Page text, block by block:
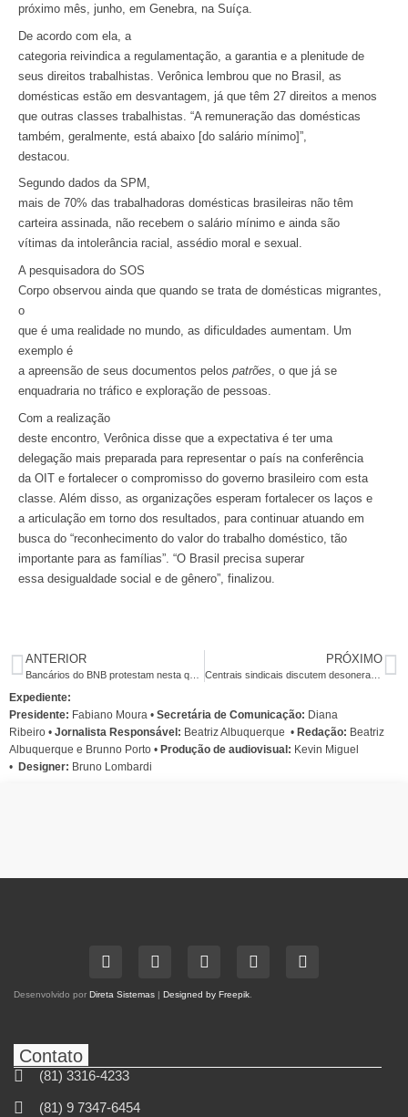
próximo mês, junho, em Genebra, na Suíça.
De acordo com ela, a
categoria reivindica a regulamentação, a garantia e a plenitude de
seus direitos trabalhistas. Verônica lembrou que no Brasil, as
domésticas estão em desvantagem, já que têm 27 direitos a menos
que outras classes trabalhistas. “A remuneração das domésticas
também, geralmente, está abaixo [do salário mínimo]”,
destacou.
Segundo dados da SPM,
mais de 70% das trabalhadoras domésticas brasileiras não têm
carteira assinada, não recebem o salário mínimo e ainda são
vítimas da intolerância racial, assédio moral e sexual.
A pesquisadora do SOS
Corpo observou ainda que quando se trata de domésticas migrantes,
o
que é uma realidade no mundo, as dificuldades aumentam. Um
exemplo é
a apreensão de seus documentos pelos patrões, o que já se
enquadraria no tráfico e exploração de pessoas.
Com a realização
deste encontro, Verônica disse que a expectativa é ter uma
delegação mais preparada para representar o país na conferência
da OIT e fortalecer o compromisso do governo brasileiro com esta
classe. Além disso, as organizações esperam fortalecer os laços e
a articulação em torno dos resultados, para continuar atuando em
busca do “reconhecimento do valor do trabalho doméstico, tão
importante para as famílias”. “O Brasil precisa superar
essa desigualdade social e de gênero”, finalizou.
ANTERIOR PRÓXIMO
Centrais sindicais discutem desoneração da folha de pagamento com governo
Expediente:
Presidente: Fabiano Moura • Secretária de Comunicação: Diana
Ribeiro • Jornalista Responsável: Beatriz Albuquerque • Redação: Beatriz
Albuquerque e Brunno Porto • Produção de audiovisual: Kevin Miguel
• Designer: Bruno Lombardi
Desenvolvido por Direta Sistemas | Designed by Freepik
Contato
(81) 3316-4233
(81) 9 7347-6454